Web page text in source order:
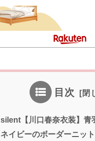
目次
silent【川口春奈衣装】青
ネイビーのボーダーニッ